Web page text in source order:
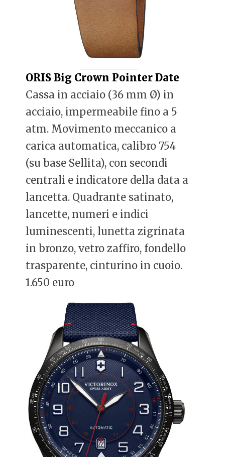
ORIS Big Crown Pointer Date
Cassa in acciaio (36 mm Ø) in
acciaio, impermeabile fino a 5
atm. Movimento meccanico a
carica automatica, calibro 754
(su base Sellita), con secondi
centrali e indicatore della data a
lancetta. Quadrante satinato,
lancette, numeri e indici
luminescenti, lunetta zigrinata
in bronzo, vetro zaffiro, fondello
trasparente, cinturino in cuoio.
1.650 euro